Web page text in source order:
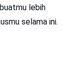
lebih
selama ini.